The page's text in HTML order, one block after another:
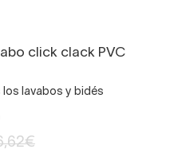
click clack PVC
lavabos y bidés